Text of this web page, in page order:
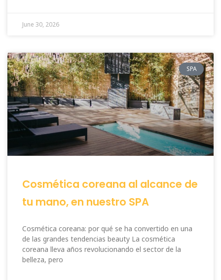
June 30, 2026
SPA
Cosmética coreana al alcance de
tu mano, en nuestro SPA
Cosmética coreana: por qué se ha convertido en una
de las grandes tendencias beauty La cosmética
coreana lleva años revolucionando el sector de la
belleza, pero